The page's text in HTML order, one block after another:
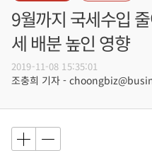
9월까지 국세수입
세 배분 높인 영향
2019-11-08 15:35:01
조충희 기자 -